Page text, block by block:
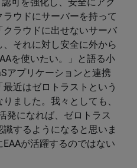
ウドにサーバーを持って
ラウドに出せないサーバ
それに対し安全に外から
を使いたい。」と語る小
アプリケーションと連携
近はゼロトラストという
ました。我々としても、
発になれば、ゼロトラス
するようになると思いま
が活躍するのではない